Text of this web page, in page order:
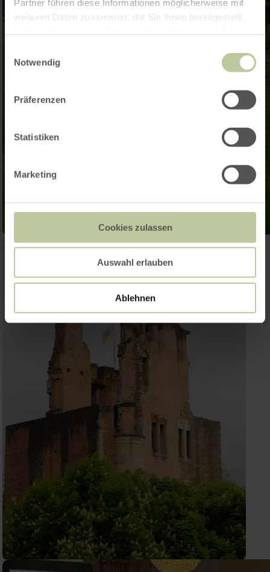
Partner führen diese Informationen möglicherweise mit
weiteren Daten zusammen, die Sie ihnen bereitgestellt
Notwendig
Präferenzen
Statistiken
Marketing
Cookies zulassen
Auswahl erlauben
Ablehnen